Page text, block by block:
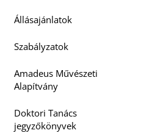
Állásajánlatok
Szabályzatok
Amadeus Művészeti
Alapítvány
Doktori Tanács
jegyzőkönyvek